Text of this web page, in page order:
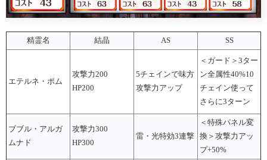
精霊名 結晶 AS SS
エテルネ・ポム
攻撃力200
HP200
5チェインで味方
攻撃力アップ
＜ガード＞3ター
ン全属性40%10
チェイン使って
さらに3ターン
ブブル・アルガ
ムナド
攻撃力300
HP300
雷・光特効3連撃
＜特殊パネル変
換＞攻撃力アッ
プ+50%